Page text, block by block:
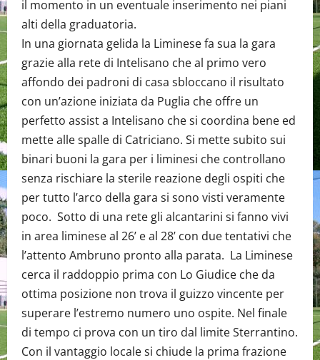
il momento in un eventuale inserimento nei piani
alti della graduatoria.
In una giornata gelida la Liminese fa sua la gara
grazie alla rete di Intelisano che al primo vero
affondo dei padroni di casa sbloccano il risultato
con un’azione iniziata da Puglia che offre un
perfetto assist a Intelisano che si coordina bene ed
mette alle spalle di Catriciano. Si mette subito sui
binari buoni la gara per i liminesi che controllano
senza rischiare la sterile reazione degli ospiti che
per tutto l’arco della gara si sono visti veramente
poco. Sotto di una rete gli alcantarini si fanno vivi
in area liminese al 26’ e al 28’ con due tentativi che
l’attento Ambruno pronto alla parata. La Liminese
cerca il raddoppio prima con Lo Giudice che da
ottima posizione non trova il guizzo vincente per
superare l’estremo numero uno ospite. Nel finale
di tempo ci prova con un tiro dal limite Sterrantino.
Con il vantaggio locale si chiude la prima frazione